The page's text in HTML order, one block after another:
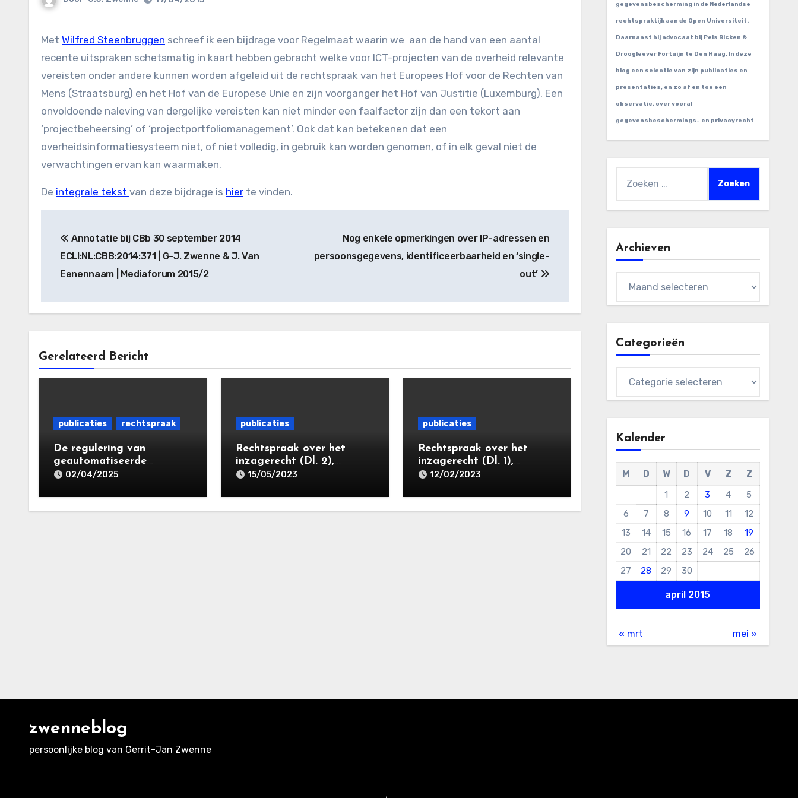
Met Wilfred Steenbruggen schreef ik een bijdrage voor Regelmaat waarin we aan de hand van een aantal
recente uitspraken schetsmatig in kaart hebben gebracht welke voor ICT-projecten van de overheid relevante
vereisten onder andere kunnen worden afgeleid uit de rechtspraak van het Europees Hof voor de Rechten van
Mens (Straatsburg) en het Hof van de Europese Unie en zijn voorganger het Hof van Justitie (Luxemburg). Een
onvoldoende naleving van dergelijke vereisten kan niet minder een faalfactor zijn dan een tekort aan
‘projectbeheersing’ of ‘projectportfoliomanagement’. Ook dat kan betekenen dat een
overheidsinformatiesysteem niet, of niet volledig, in gebruik kan worden genomen, of in elk geval niet de
verwachtingen ervan kan waarmaken.
De integrale tekst van deze bijdrage is hier te vinden.
navigatie
Annotatie bij CBb 30 september 2014
ECLI:NL:CBB:2014:371 | G-J. Zwenne & J. Van
Eenennaam | Mediaforum 2015/2
Nog enkele opmerkingen over IP-adressen en
persoonsgegevens, identificeerbaarheid en ‘single-
out’
Gerelateerd Bericht
publicaties rechtspraak
De regulering van
geautomatiseerde
besluitvorming en
tussenstand
02/04/2025
publicaties
Rechtspraak over het
inzagerecht (Dl. 2),
Mediaforum 2023/2
15/05/2023
publicaties
Rechtspraak over het
inzagerecht (Dl. 1),
Mediaforum 2022/6
12/02/2023
gegevensbescherming in de Nederlandse
rechtspraktijk aan de Open Universiteit.
Daarnaast hij advocaat bij Pels Ricken &
Droogleever Fortuijn te Den Haag. In deze
blog een selectie van zijn publicaties en
presentaties, en zo af en toe een
observatie, over vooral
gegevensbeschermings- en privacyrecht
naar:
Archieven
Categorieën
Kalender
april 2015
M D W D V Z
Z
1
2 3 4
5
6
7 8 9 10 11
12
13
14 15 16 17 18
19
20
21 22 23 24 25
26
27
28 29 30
« mrt mei »
zwenneblog
persoonlijke blog van Gerrit-Jan Zwenne